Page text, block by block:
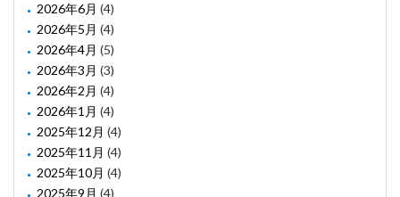
2026年6月 (4)
2026年5月 (4)
2026年4月 (5)
2026年3月 (3)
2026年2月 (4)
2026年1月 (4)
2025年12月 (4)
2025年11月 (4)
2025年10月 (4)
2025年9月 (4)